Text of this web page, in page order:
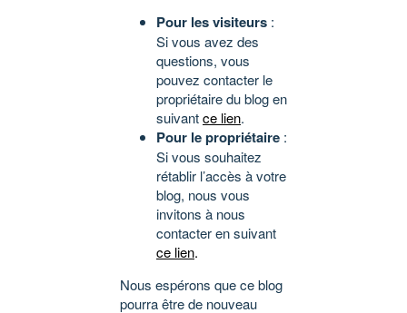
Pour les visiteurs :
Si vous avez des
questions, vous
pouvez contacter le
propriétaire du blog en
suivantce lien.
Pour le propriétaire :
Si vous souhaitez
rétablir l’accès à votre
blog, nous vous
invitons à nous
contacter en suivant
ce lien.
Nous espérons que ce blog
pourra être de nouveau